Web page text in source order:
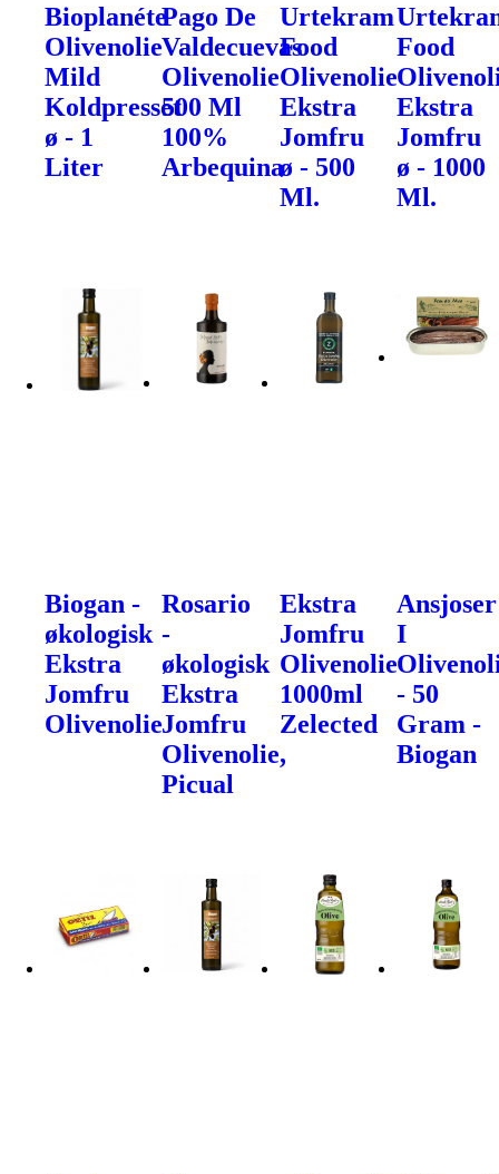
Bioplanéte
Olivenolie
Mild
Koldpresset
ø - 1
Liter
Pago De
Valdecuevas
Olivenolie
500 Ml
100%
Arbequina
Urtekram
Food
Olivenolie
Ekstra
Jomfru
ø - 500
Ml.
Food
Ekstra
Jomfru
ø - 1000
Ml.
Biogan -
økologisk
Ekstra
Jomfru
Olivenolie
Rosario
-
økologisk
Ekstra
Jomfru
Olivenolie,
Picual
Ekstra
Jomfru
Olivenolie
1000ml
Zelected
Ansjoser
I
- 50
Gram -
Biogan